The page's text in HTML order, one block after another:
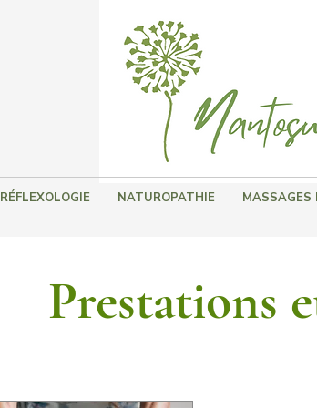
RÉFLEXOLOGIE NATUROPATHIE MASSAGES
Prestations